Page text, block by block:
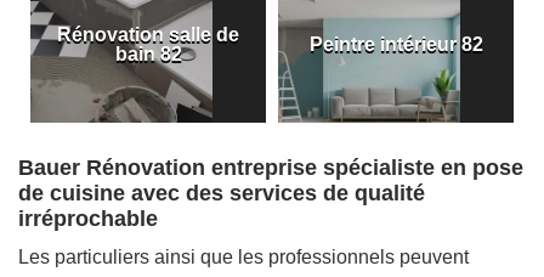
Rénovation salle de
bain 82
Peintre intérieur 82
Bauer Rénovation entreprise spécialiste en pose
de cuisine avec des services de qualité
irréprochable
Les particuliers ainsi que les professionnels peuvent